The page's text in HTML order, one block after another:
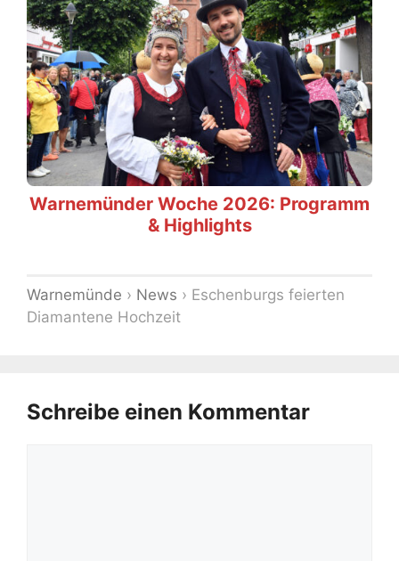
Warnemünder Woche 2026: Programm
& Highlights
Warnemünde › News › Eschenburgs feierten
Diamantene Hochzeit
Schreibe einen Kommentar